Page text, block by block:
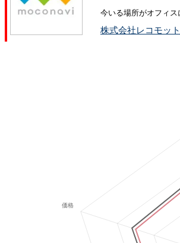
今いる場所がオフィス
株式会社レコモット